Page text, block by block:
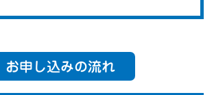
お申し込みの流れ